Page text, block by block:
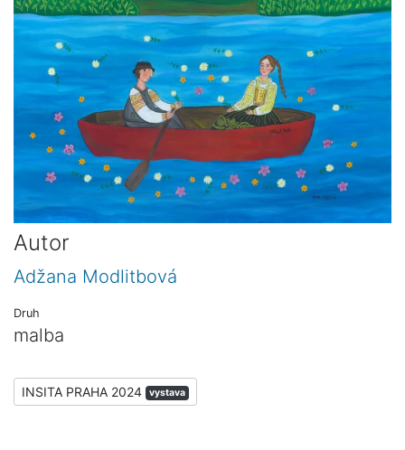
Autor
Adžana Modlitbová
Druh
malba
INSITA PRAHA 2024 vystava